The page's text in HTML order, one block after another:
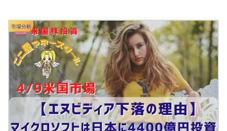
市場分析